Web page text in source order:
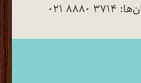
021 8880 3714